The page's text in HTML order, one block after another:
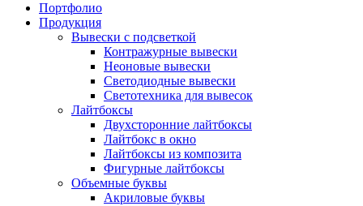
Портфолио
Продукция
Вывески с подсветкой
Контражурные вывески
Неоновые вывески
Светодиодные вывески
Светотехника для вывесок
Лайтбоксы
Двухсторонние лайтбоксы
Лайтбокс в окно
Лайтбоксы из композита
Фигурные лайтбоксы
Объемные буквы
Акриловые буквы